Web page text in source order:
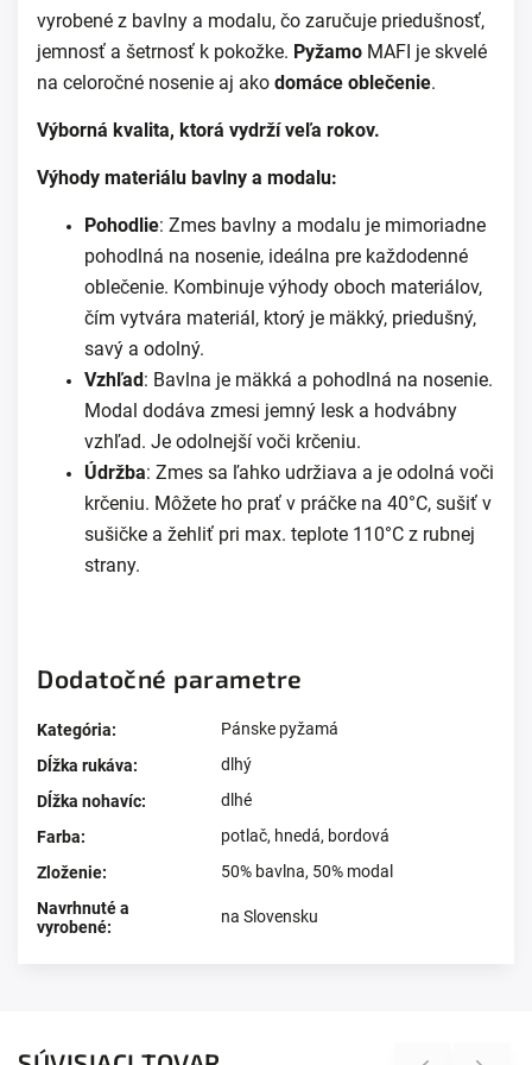
vyrobené z bavlny a modalu, čo zaručuje priedušnosť,
jemnosť a šetrnosť k pokožke. Pyžamo MAFI je skvelé
na celoročné nosenie aj ako domáce oblečenie.
Výborná kvalita, ktorá vydrží veľa rokov.
Výhody materiálu bavlny a modalu:
Pohodlie: Zmes bavlny a modalu je mimoriadne
pohodlná na nosenie, ideálna pre každodenné
oblečenie. Kombinuje výhody oboch materiálov,
čím vytvára materiál, ktorý je mäkký, priedušný,
savý a odolný.
Vzhľad: Bavlna je mäkká a pohodlná na nosenie.
Modal dodáva zmesi jemný lesk a hodvábny
vzhľad. Je odolnejší voči krčeniu.
Údržba: Zmes sa ľahko udržiava a je odolná voči
krčeniu. Môžete ho prať v práčke na 40°C, sušiť v
sušičke a žehliť pri max. teplote 110°C z rubnej
strany.
Dodatočné parametre
Kategória:
Pánske pyžamá
Dĺžka rukáva:
dlhý
Dĺžka nohavíc:
dlhé
Farba: potlač, hnedá, bordová
Zloženie:
50% bavlna, 50% modal
Navrhnuté a
vyrobené:
na Slovensku